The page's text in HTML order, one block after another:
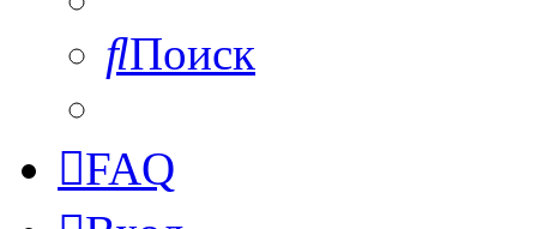
Поиск
FAQ